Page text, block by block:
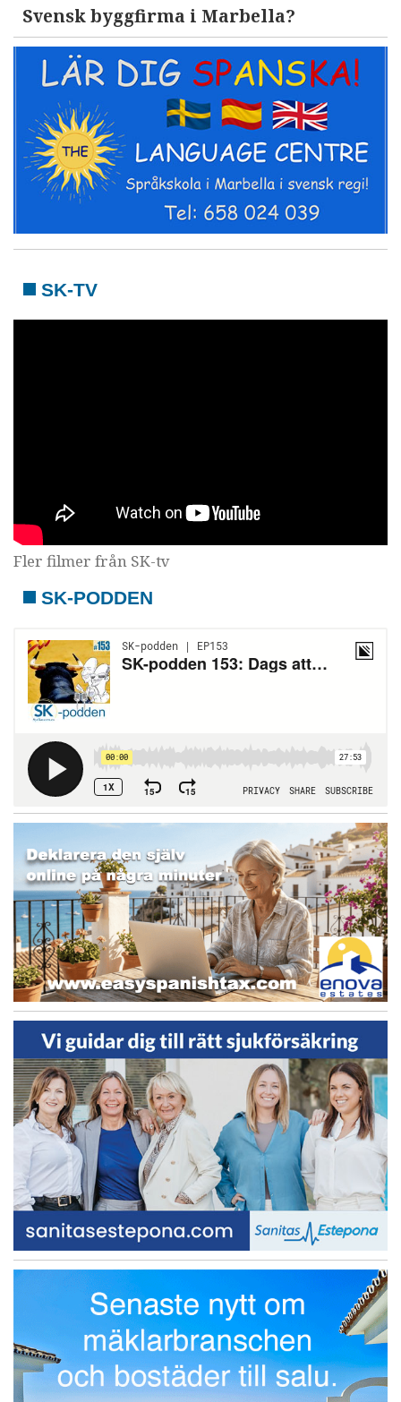
Svensk byggfirma i Marbella?
SK-TV
Fler filmer från SK-tv
SK-PODDEN